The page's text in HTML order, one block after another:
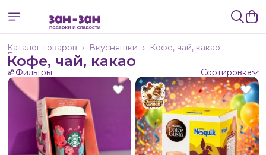
Кофе, чай, какао
Вкусняшки ›
Каталог товаров ›
Главная ›
Кофе, чай, какао
Фильтры Сортировка